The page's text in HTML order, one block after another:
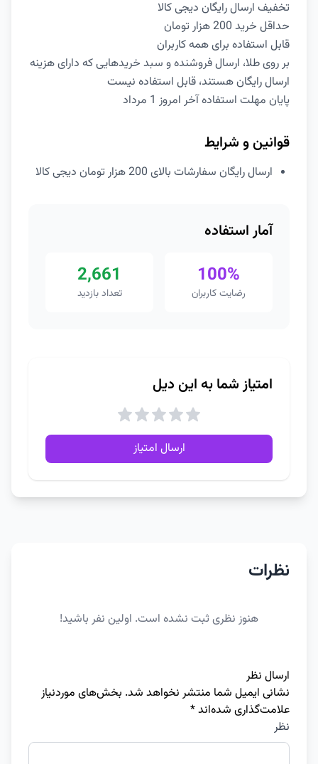
تخفیف ارسال رایگان دیجی کالا
حداقل خرید 200 هزار تومان
قابل استفاده برای همه کاربران
بر روی طلا، ارسال فروشنده و سبد خریدهایی که دارای هزینه
ارسال رایگان هستند، قابل استفاده نیست
پایان مهلت استفاده آخر امروز 1 مرداد
قوانین و شرایط
ارسال رایگان سفارشات بالای 200 هزار تومان دیجی کالا
آمار استفاده
100%
رضایت کاربران
2,661
تعداد بازدید
امتیاز شما به این دیل
ارسال امتیاز
نظرات
هنوز نظری ثبت نشده است. اولین نفر باشید!
ارسال نظر
نشانی ایمیل شما منتشر نخواهد شد. بخش‌های موردنیاز
علامت‌گذاری شده‌اند*
نظر